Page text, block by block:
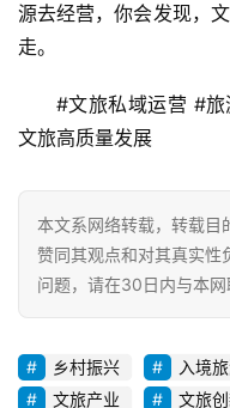
源去经营，你会发现，
走。
#文旅私域运营 #
文旅高质量发展
本文系网络转载，转载目
赞同其观点和对其真实性
问题，请在30日内与本网
乡村振兴 入境
文旅产业
文旅